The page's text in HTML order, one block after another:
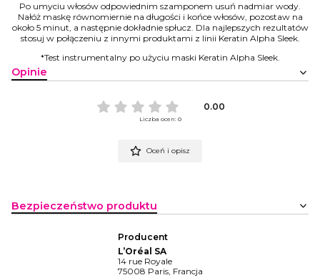
Po umyciu włosów odpowiednim szamponem usuń nadmiar wody.
Nałóż maskę równomiernie na długości i końce włosów, pozostaw na
około 5 minut, a następnie dokładnie spłucz. Dla najlepszych rezultatów
stosuj w połączeniu z innymi produktami z linii Keratin Alpha Sleek.
*Test instrumentalny po użyciu maski Keratin Alpha Sleek.
Opinie
0.00
Liczba ocen: 0
Oceń i opisz
Bezpieczeństwo produktu
Producent
L’Oréal SA
14 rue Royale
75008 Paris, Francja